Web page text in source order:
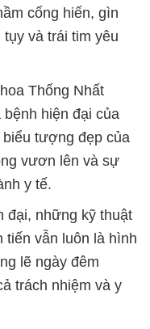
cống hiến, gìn
và trái tim yêu
Thống Nhất
hiện đại của
tượng đẹp của
vươn lên và sự
y tế.
đại, những kỹ thuật
tiến vẫn luôn là hình
lẽ ngày đêm
trách nhiệm và y